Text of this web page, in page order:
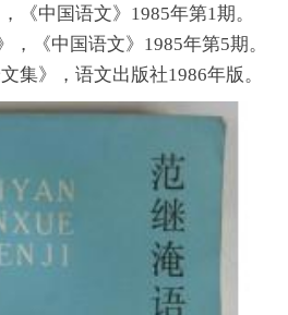
《中国语文》1985年第1期。
，《中国语文》1985年第5期。
集》，语文出版社1986年版。